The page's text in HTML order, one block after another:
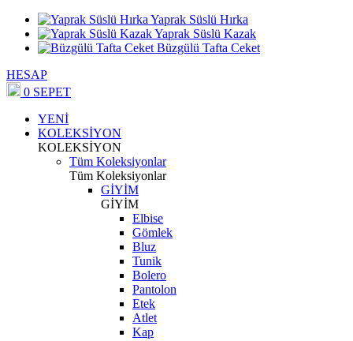
Yaprak Süslü Hırka
Yaprak Süslü Kazak
Büzgülü Tafta Ceket
HESAP
0 SEPET
YENİ
KOLEKSİYON
KOLEKSİYON
Tüm Koleksiyonlar
Tüm Koleksiyonlar
GİYİM
GİYİM
Elbise
Gömlek
Bluz
Tunik
Bolero
Pantolon
Etek
Atlet
Kap